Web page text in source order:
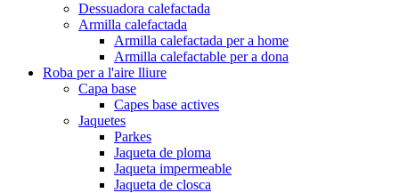
Dessuadora calefactada
Armilla calefactada
Armilla calefactada per a home
Armilla calefactable per a dona
Roba per a l'aire lliure
Capa base
Capes base actives
Jaquetes
Parkes
Jaqueta de ploma
Jaqueta impermeable
Jaqueta de closca